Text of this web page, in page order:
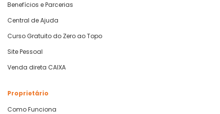
Benefícios e Parcerias
Central de Ajuda
Curso Gratuito do Zero ao Topo
Site Pessoal
Venda direta CAIXA
Proprietário
Como Funciona